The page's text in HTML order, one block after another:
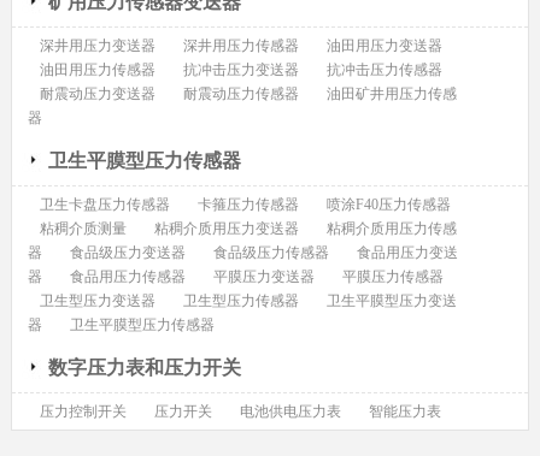
深井用压力变送器 深井用压力传感器
油田用压力变送器
油田用压力传感器
抗冲击压力变送器
抗冲击压力传感器
耐震动压力变送器
耐震动压力传感器
油田矿井用压力传感
器
卫生平膜型压力传感器
卫生卡盘压力传感器 卡箍压力传感器
喷涂F40压力传感器
粘稠介质测量
粘稠介质用压力变送器
粘稠介质用压力传感
器
食品级压力变送器 食品级压力传感器
食品用压力变送
器
食品用压力传感器 平膜压力变送器
平膜压力传感器
卫生型压力变送器
卫生型压力传感器
卫生平膜型压力变送
器
卫生平膜型压力传感器
数字压力表和压力开关
压力控制开关 压力开关 电池供电压力表 智能压力表